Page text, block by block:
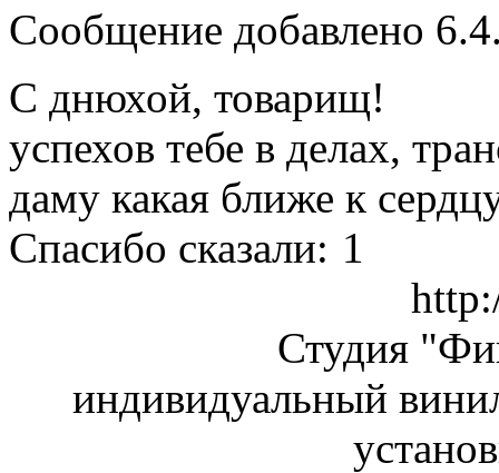
Сообщение добавлено
С днюхой, товарищ!
успехов тебе в делах,
даму какая ближе к
Спасибо сказали: 1
Студия
индивидуальный